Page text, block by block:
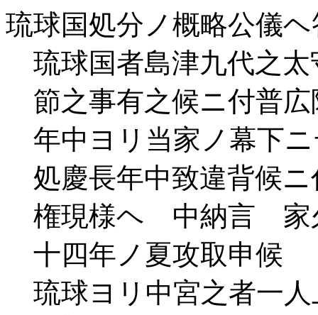
琉球国処分ノ概略公儀
琉球国者島津九代之太
節之事有之候ニ付普広
年中ヨリ当家ノ幕下ニ
処慶長年中致違背候ニ
権現様ヘ 中納言 家
十四年ノ夏攻取申候
琉球ヨリ中宮之者一人